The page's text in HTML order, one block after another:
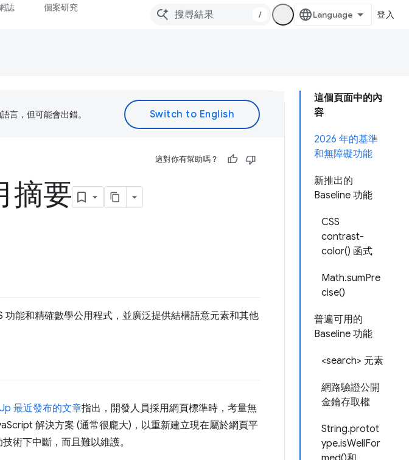
誌 個案研究
/ 登入
這個頁面中的內
容
2026 年的基準
和無障礙功能
新推出的
Baseline 功能
CSS
contrast-
color() 函式
Math.sumPre
cise()
普遍可用的
Baseline 功能
<search> 元素
網路驗證公開
金鑰存取權
String.protot
ype.isWellFor
言，但可能會出錯。
這對你有幫助嗎？
摘要
能和精確數學公用程式，並廣泛提供結構語意元素和其他
最近發布的文章指出，開發人員採用網頁標準時，考量無
解決方案 (通常很龐大)，以重新建立現在屬於網頁平
術下中斷，而且難以維護。